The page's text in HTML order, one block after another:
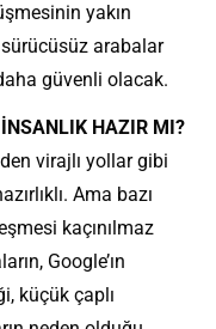
yakın
arabalar
güvenli olacak.
HAZIR MI?
virajlı yollar gibi
Ama bazı
kaçınılmaz
Google’ın
küçük çaplı